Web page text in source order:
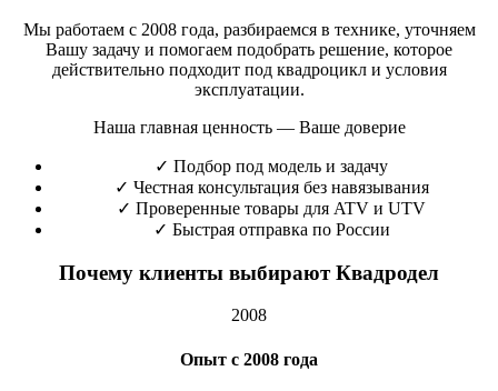
Мы работаем с 2008 года, разбираемся в технике, уточняем
Вашу задачу и помогаем подобрать решение, которое
действительно подходит под квадроцикл и условия
эксплуатации.
Наша главная ценность — Ваше доверие
✓ Подбор под модель и задачу
✓ Честная консультация без навязывания
✓ Проверенные товары для ATV и UTV
✓ Быстрая отправка по России
Почему клиенты выбирают Квадродел
2008
Опыт с 2008 года